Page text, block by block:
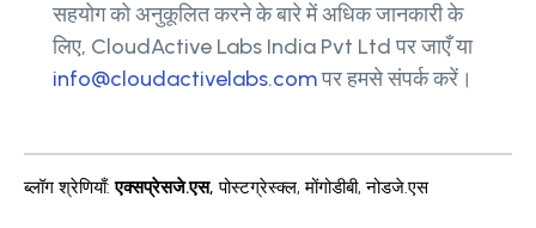
सहयोग को अनुकूलित करने के बारे में अधिक जानकारी के
लिए, CloudActive Labs India Pvt Ltd पर जाएँ या
info@cloudactivelabs.comपर हमसे संपर्क करें।
ब्लॉग श्रेणियाँ: एक्सप्रेसजे.एस, पोस्टग्रेस्क्ल,मोंगोडीबी,नोडजे.एस